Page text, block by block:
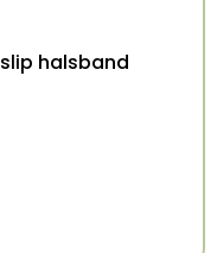
halsband